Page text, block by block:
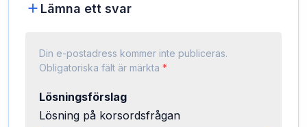
Lämna ett svar
Din e-postadress kommer inte publiceras.
Obligatoriska fält är märkta *
Lösningsförslag
Lösning på korsordsfrågan